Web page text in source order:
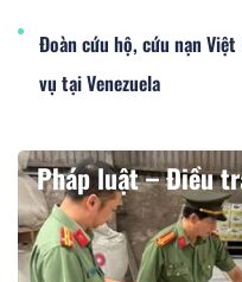
Đoàn cứu hộ, cứu nạn
vụ tại Venezuela
Pháp luật – Điều